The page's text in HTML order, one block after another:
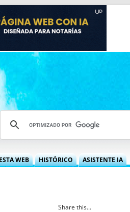
WEB HISTÓRICO ASISTENTE IA
Share this...